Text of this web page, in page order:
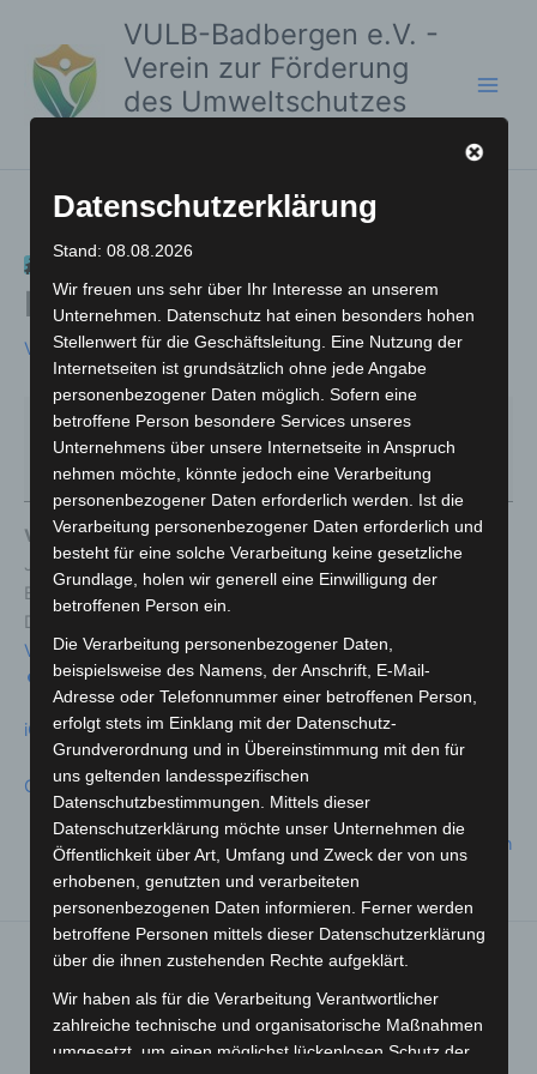
springen
VULB-Badbergen e.V. -
Verein zur Förderung
des Umweltschutzes
Offenes Wohnzimmer -
Klönen & mehr
VonMarc Rauscher/16. März 2025
Wohnzimmer
Klönen
&
15:30 –17:30
16. Dezember 2025
Volksschule Badbergen
Jahnstraße 1
Badbergen
, Niedersachsen
Deutschland
Veranstaltungsort anschauen
Karte
Badbergen
iCal
Google
Kompletten Kalender ansehen
Frühstücksplauderei
&
Handysprechstunde
16. Dezember 2025
Werkstatt –
Wolle & mehr
17. Dezember 2025
Datenschutzerklärung
Stand: 08.08.2026
Wir freuen uns sehr über Ihr Interesse an unserem
Unternehmen. Datenschutz hat einen besonders hohen
Stellenwert für die Geschäftsleitung. Eine Nutzung der
Internetseiten ist grundsätzlich ohne jede Angabe
personenbezogener Daten möglich. Sofern eine
betroffene Person besondere Services unseres
Unternehmens über unsere Internetseite in Anspruch
nehmen möchte, könnte jedoch eine Verarbeitung
personenbezogener Daten erforderlich werden. Ist die
Verarbeitung personenbezogener Daten erforderlich und
besteht für eine solche Verarbeitung keine gesetzliche
Grundlage, holen wir generell eine Einwilligung der
betroffenen Person ein.
Die Verarbeitung personenbezogener Daten,
beispielsweise des Namens, der Anschrift, E-Mail-
Adresse oder Telefonnummer einer betroffenen Person,
erfolgt stets im Einklang mit der Datenschutz-
Grundverordnung und in Übereinstimmung mit den für
uns geltenden landesspezifischen
Datenschutzbestimmungen. Mittels dieser
Datenschutzerklärung möchte unser Unternehmen die
Öffentlichkeit über Art, Umfang und Zweck der von uns
erhobenen, genutzten und verarbeiteten
personenbezogenen Daten informieren. Ferner werden
betroffene Personen mittels dieser Datenschutzerklärung
über die ihnen zustehenden Rechte aufgeklärt.
Wir haben als für die Verarbeitung Verantwortlicher
zahlreiche technische und organisatorische Maßnahmen
umgesetzt, um einen möglichst lückenlosen Schutz der